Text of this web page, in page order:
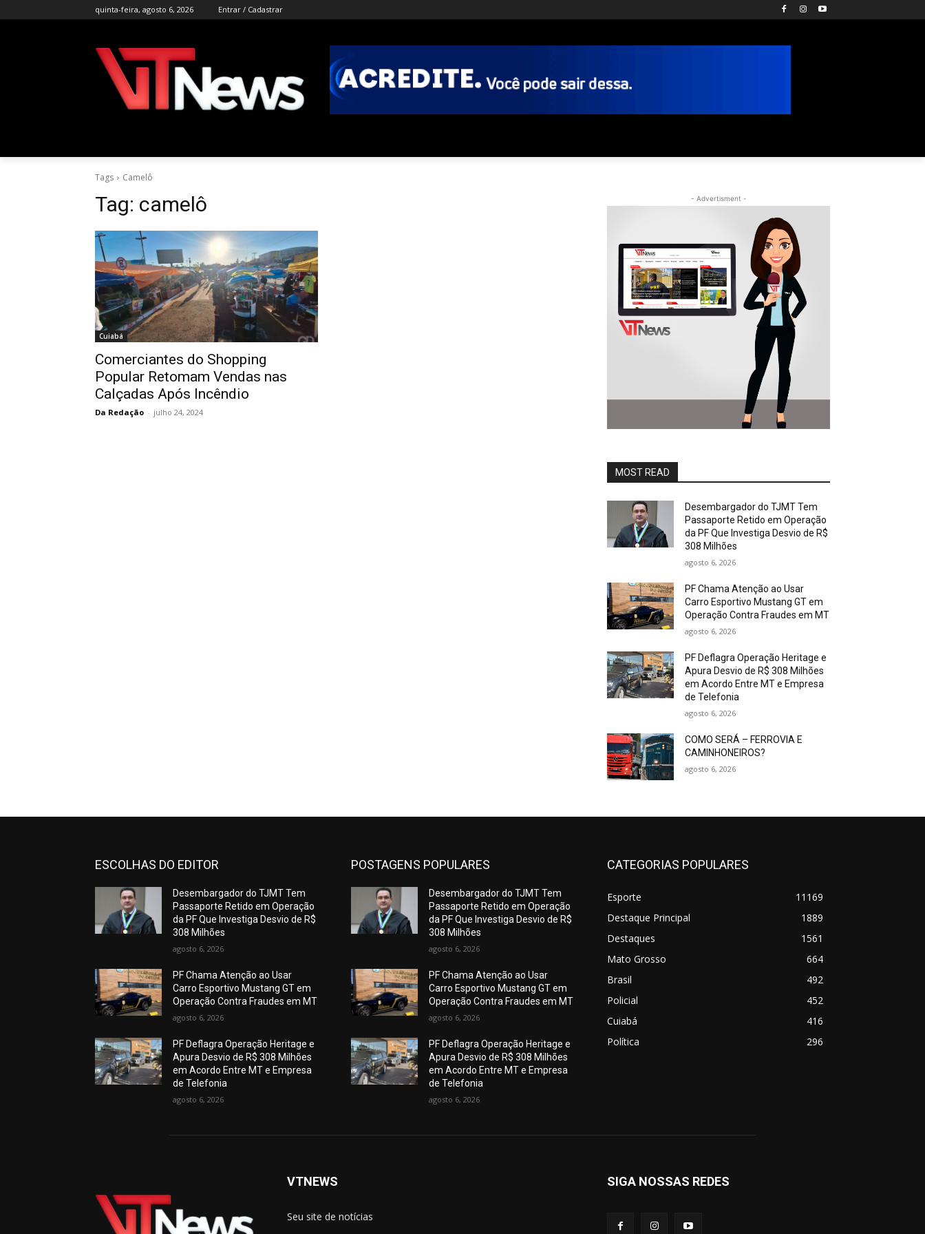
quinta-feira, agosto 6, 2026 Entrar / Cadastrar
Tags Camelô
Tag: camelô
Cuiabá
Comerciantes do Shopping
Popular Retomam Vendas nas
Calçadas Após Incêndio
Da Redação - julho 24, 2024
- Advertisment -
MOST READ
Desembargador do TJMT Tem
Passaporte Retido em Operação
da PF Que Investiga Desvio de R$
308 Milhões
agosto 6, 2026
PF Chama Atenção ao Usar
Carro Esportivo Mustang GT em
Operação Contra Fraudes em MT
agosto 6, 2026
PF Deflagra Operação Heritage e
Apura Desvio de R$ 308 Milhões
em Acordo Entre MT e Empresa
de Telefonia
agosto 6, 2026
COMO SERÁ – FERROVIA E
CAMINHONEIROS?
agosto 6, 2026
ESCOLHAS DO EDITOR
Desembargador do TJMT Tem
Passaporte Retido em Operação
da PF Que Investiga Desvio de R$
308 Milhões
agosto 6, 2026
PF Chama Atenção ao Usar
Carro Esportivo Mustang GT em
Operação Contra Fraudes em MT
agosto 6, 2026
PF Deflagra Operação Heritage e
Apura Desvio de R$ 308 Milhões
em Acordo Entre MT e Empresa
de Telefonia
agosto 6, 2026
POSTAGENS POPULARES
Desembargador do TJMT Tem
Passaporte Retido em Operação
da PF Que Investiga Desvio de R$
308 Milhões
agosto 6, 2026
PF Chama Atenção ao Usar
Carro Esportivo Mustang GT em
Operação Contra Fraudes em MT
agosto 6, 2026
PF Deflagra Operação Heritage e
Apura Desvio de R$ 308 Milhões
em Acordo Entre MT e Empresa
de Telefonia
agosto 6, 2026
CATEGORIAS POPULARES
Esporte
11169
Destaque Principal
1889
Destaques
1561
Mato Grosso
664
Brasil
492
Policial
452
Cuiabá
416
Política
296
VTNEWS
Seu site de notícias
SIGA NOSSAS REDES